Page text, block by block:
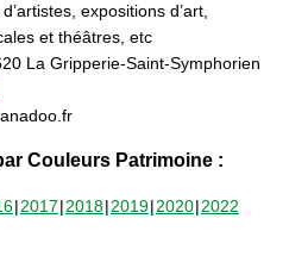
expositions d’art,
et théâtres, etc
La Gripperie-Saint-Symphorien
Couleurs Patrimoine :
2017 2018 2019 2020 2022